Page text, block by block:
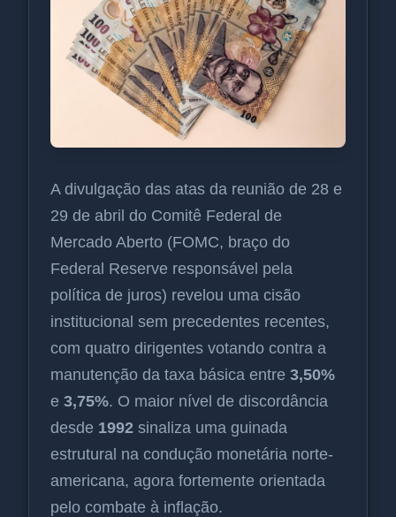
A divulgação das atas da reunião de 28 e
29 de abril do Comitê Federal de
Mercado Aberto (FOMC, braço do
Federal Reserve responsável pela
política de juros) revelou uma cisão
institucional sem precedentes recentes,
com quatro dirigentes votando contra a
manutenção da taxa básica entre 3,50%
e 3,75%. O maior nível de discordância
desde 1992 sinaliza uma guinada
estrutural na condução monetária norte-
americana, agora fortemente orientada
pelo combate à inflação.